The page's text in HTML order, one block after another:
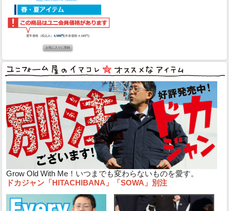
通常価格（税込み）4,598円(本体価格:4,180円)
Grow Old With Me！いつまでも変わらないものを愛す。
ドカジャン「HITACHIBANA」「SOWA」別注